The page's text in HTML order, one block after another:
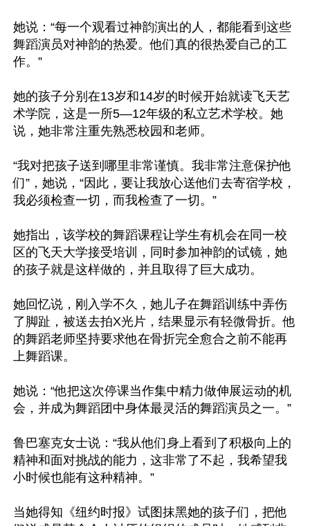
她说：“每一个观看过神韵演出的人，都能看到这些
舞蹈演员对神韵的热爱。他们真的很热爱自己的工
作。”
她的孩子分别在13岁和14岁的时候开始就读飞天艺
术学院，这是一所5—12年级的私立艺术学校。她
说，她非常注重先熟悉校园和老师。
“我对把孩子送到哪里非常谨慎。我非常注意保护他
们”，她说，“因此，要让我放心送他们去寄宿学校，
我必须检查一切，而我检查了一切。”
她指出，该学校的舞蹈课程让学生有机会在同一校
区的飞天大学接受培训，同时参加神韵的试镜，她
的孩子就是这样做的，并且取得了巨大成功。
她回忆说，刚入学不久，她儿子在舞蹈训练中弄伤
了脚趾，被送去拍X光片，结果显示有轻微骨折。他
的舞蹈老师坚持要求他在骨折完全愈合之前不能再
上舞蹈课。
她说：“他把这次停课当作集中精力做伸展运动的机
会，并成为舞蹈团中身体最灵活的舞蹈演员之一。”
鲁巴塞克女士说：“我从他们身上看到了积极向上的
精神和面对挑战的能力，这非常了不起，我希望我
小时候也能有这种精神。”
当她得知《纽约时报》试图抹黑她的孩子们，把他